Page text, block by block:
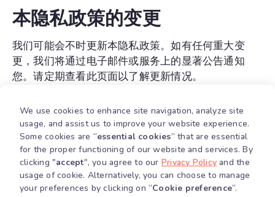
本隐私政策的变更
我们可能会不时更新本隐私政策。如有任何重大变
更，我们将通过电子邮件或服务上的显著公告通知
您。请定期查看此页面以了解更新情况。
联系我们
如对本隐私政策有任何疑问，请发送电子邮件至
support@partnermatic.com 联系我们。我们承诺及
时、透明地解决您的问题。
We use cookies to enhance site navigation, analyze site
usage, and assist us to improve your website experience.
Some cookies are “essential cookies” that are essential
for the proper functioning of our website and services. By
clicking "accept", you agree to our Privacy Policy and the
usage of cookie. Alternatively, you can choose to manage
your preferences by clicking on “Cookie preference”.